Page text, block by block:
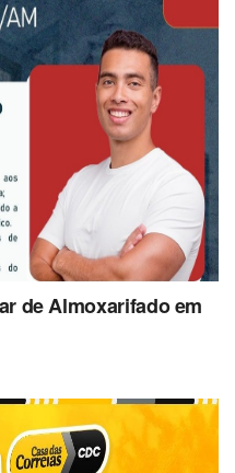
de Almoxarifado em